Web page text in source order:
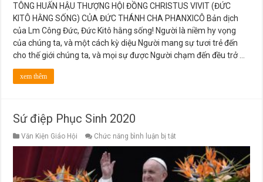
TÔNG HUẤN HẬU THƯỢNG HỘI ĐỒNG CHRISTUS VIVIT (ĐỨC
KITÔ HẰNG SỐNG) CỦA ĐỨC THÁNH CHA PHANXICÔ Bản dịch
của Lm Công Đức, Đức Kitô hằng sống! Người là niềm hy vọng
của chúng ta, và một cách kỳ diệu Người mang sự tươi trẻ đến
cho thế giới chúng ta, và mọi sự được Người chạm đến đều trở …
xem thêm
Sứ điệp Phục Sinh 2020
Văn Kiện Giáo Hội Chức năng bình luận bị tắt
Phục
Sinh
2020